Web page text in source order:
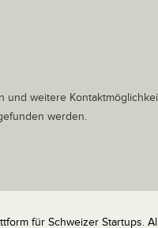
und weitere
werden.
für Schweizer Startups.